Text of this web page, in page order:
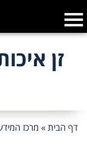
זן
דף הבית » מרכז